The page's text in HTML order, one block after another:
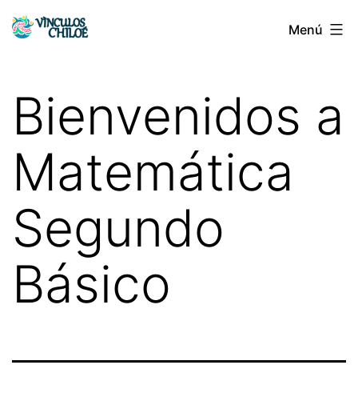
Saltar
Vínculos
Menú
Bienvenidos a
Matemática
Segundo
Básico